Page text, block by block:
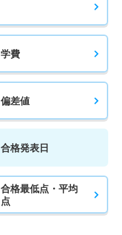
学費
偏差値
合格発表日
合格最低点・平均
点